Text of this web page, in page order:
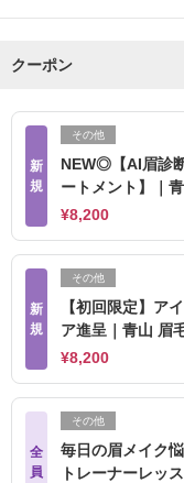
クーポン
新
規
その他
NEW◎【AI眉診
ートメント】｜
¥8,200
新
規
その他
【初回限定】ア
ア進呈｜青山 眉
¥8,200
全
員
その他
毎日の眉メイク
トレーナーレッ